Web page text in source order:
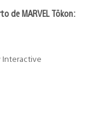
de MARVEL Tōkon:
Interactive